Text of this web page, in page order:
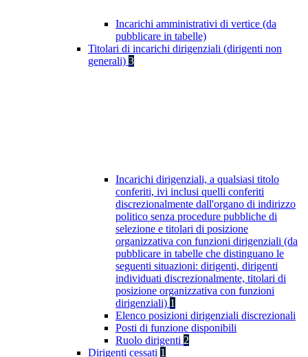
Incarichi amministrativi di vertice (da
pubblicare in tabelle)
Titolari di incarichi dirigenziali (dirigenti non
generali) 3
Incarichi dirigenziali, a qualsiasi titolo
conferiti, ivi inclusi quelli conferiti
discrezionalmente dall'organo di indirizzo
politico senza procedure pubbliche di
selezione e titolari di posizione
organizzativa con funzioni dirigenziali (da
pubblicare in tabelle che distinguano le
seguenti situazioni: dirigenti, dirigenti
individuati discrezionalmente, titolari di
posizione organizzativa con funzioni
dirigenziali) 1
Elenco posizioni dirigenziali discrezionali
Posti di funzione disponibili
Ruolo dirigenti 2
Dirigenti cessati 1